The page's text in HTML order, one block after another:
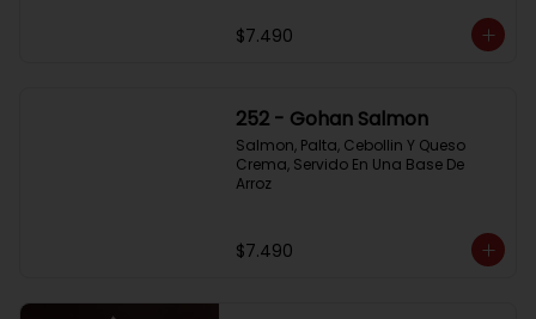
$7.490
252 - Gohan Salmon
Salmon, Palta, Cebollin Y Queso
Crema, Servido En Una Base De
Arroz
$7.490